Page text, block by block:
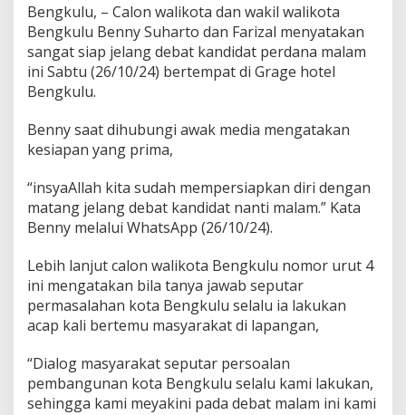
Bengkulu, – Calon walikota dan wakil walikota
Bengkulu Benny Suharto dan Farizal menyatakan
sangat siap jelang debat kandidat perdana malam
ini Sabtu (26/10/24) bertempat di Grage hotel
Bengkulu.
Benny saat dihubungi awak media mengatakan
kesiapan yang prima,
“insyaAllah kita sudah mempersiapkan diri dengan
matang jelang debat kandidat nanti malam.” Kata
Benny melalui WhatsApp (26/10/24).
Lebih lanjut calon walikota Bengkulu nomor urut 4
ini mengatakan bila tanya jawab seputar
permasalahan kota Bengkulu selalu ia lakukan
acap kali bertemu masyarakat di lapangan,
“Dialog masyarakat seputar persoalan
pembangunan kota Bengkulu selalu kami lakukan,
sehingga kami meyakini pada debat malam ini kami